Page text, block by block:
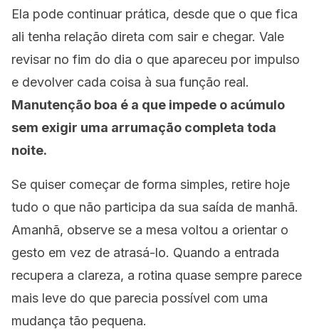
Ela pode continuar prática, desde que o que fica
ali tenha relação direta com sair e chegar. Vale
revisar no fim do dia o que apareceu por impulso
e devolver cada coisa à sua função real.
Manutenção boa é a que impede o acúmulo
sem exigir uma arrumação completa toda
noite.
Se quiser começar de forma simples, retire hoje
tudo o que não participa da sua saída de manhã.
Amanhã, observe se a mesa voltou a orientar o
gesto em vez de atrasá-lo. Quando a entrada
recupera a clareza, a rotina quase sempre parece
mais leve do que parecia possível com uma
mudança tão pequena.